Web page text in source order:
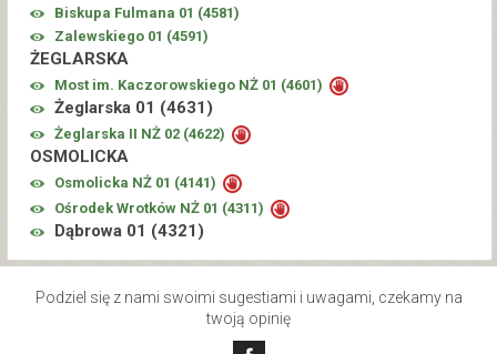
Biskupa Fulmana 01 (4581)
Zalewskiego 01 (4591)
ŻEGLARSKA
Most im. Kaczorowskiego NŻ 01 (4601)
Żeglarska 01 (4631 )
Żeglarska II NŻ 02 (4622)
OSMOLICKA
Osmolicka NŻ 01 (4141)
Ośrodek Wrotków NŻ 01 (4311)
Dąbrowa 01 (4321 )
Podziel się z nami swoimi sugestiami i uwagami, czekamy na
twoją opinię